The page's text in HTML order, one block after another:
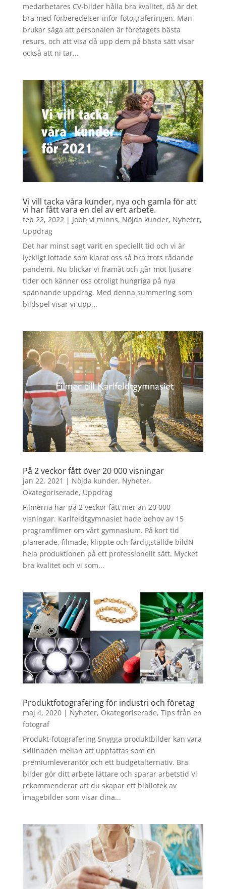
medarbetares CV-bilder hålla bra kvalitet, då är det
bra med förberedelser inför fotograferingen. Man
brukar säga att personalen är företagets bästa
resurs, och att visa då upp dem på bästa sätt visar
också att ni tar...
Vi vill tacka våra kunder, nya och gamla för att
vi har fått vara en del av ert arbete.
feb 22, 2022 | Jobb vi minns, Nöjda kunder, Nyheter,
Uppdrag
Det har minst sagt varit en speciellt tid och vi är
lyckligt lottade som klarat oss så bra trots rådande
pandemi. Nu blickar vi framåt och går mot ljusare
tider och känner oss otroligt hungriga på nya
spännande uppdrag. Med denna summering som
bildspel visar vi upp...
På 2 veckor fått över 20 000 visningar
jan 22, 2021 | Nöjda kunder, Nyheter,
Okategoriserade, Uppdrag
Filmerna har på 2 veckor fått mer än 20 000
visningar. Karlfeldtgymnasiet hade behov av 15
programfilmer om vårt gymnasium. På kort tid
planerade, filmade, klippte och färdigställde bildN
hela produktionen på ett professionellt sätt. Mycket
bra kvalitet och vi som...
Produktfotografering för industri och företag
maj 4, 2020| Nyheter, Okategoriserade, Tips från en
fotograf
Produkt-fotografering Snygga produktbilder kan vara
skillnaden mellan att uppfattas som en
premiumleverantör och ett budgetalternativ. Bra
bilder gör ditt arbete lättare och sparar arbetstid Vi
rekommenderar att du skapar ett bibliotek av
imagebilder som visar dina...